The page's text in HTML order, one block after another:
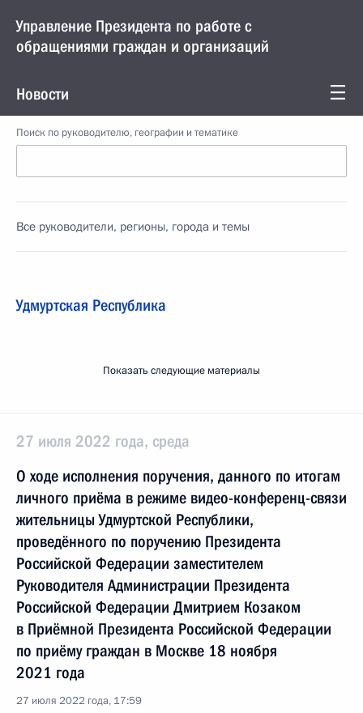
Управление Президента по работе с
обращениями граждан и организаций
Новости
Поиск по руководителю, географии и тематике
Все руководители, регионы, города и темы
Удмуртская Республика
Показать следующие материалы
27 июля 2022 года, среда
О ходе исполнения поручения, данного по итогам
личного приёма в режиме видео-конференц-связи
жительницы Удмуртской Республики,
проведённого по поручению Президента
Российской Федерации заместителем
Руководителя Администрации Президента
Российской Федерации Дмитрием Козаком
в Приёмной Президента Российской Федерации
по приёму граждан в Москве 18 ноября
2021 года
27 июля 2022 года, 17:59